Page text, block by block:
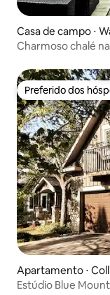
Casa de campo ⋅
Charmoso chalé
Preferido dos
Preferido dos
Apartamento ⋅
Estúdio Blue